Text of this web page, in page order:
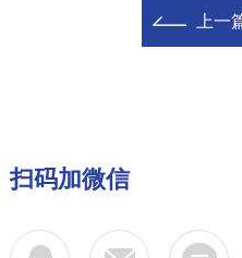
上一
扫码加微信